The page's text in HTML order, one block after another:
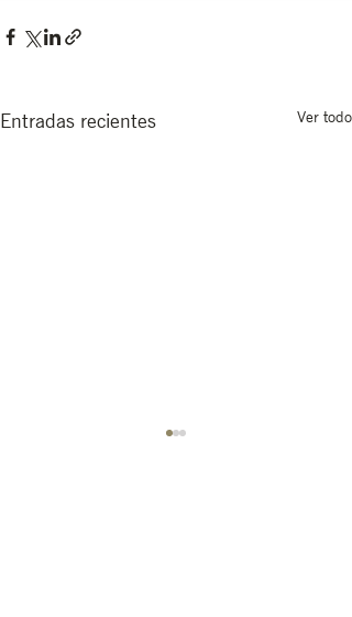
Entradas recientes Ver todo